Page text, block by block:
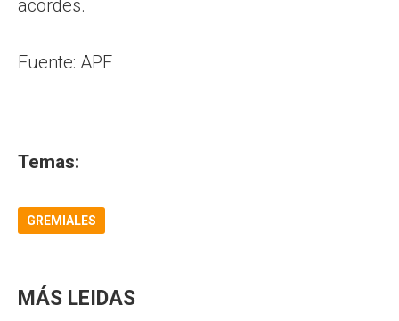
acordes.
Fuente: APF
Temas:
GREMIALES
MÁS LEIDAS